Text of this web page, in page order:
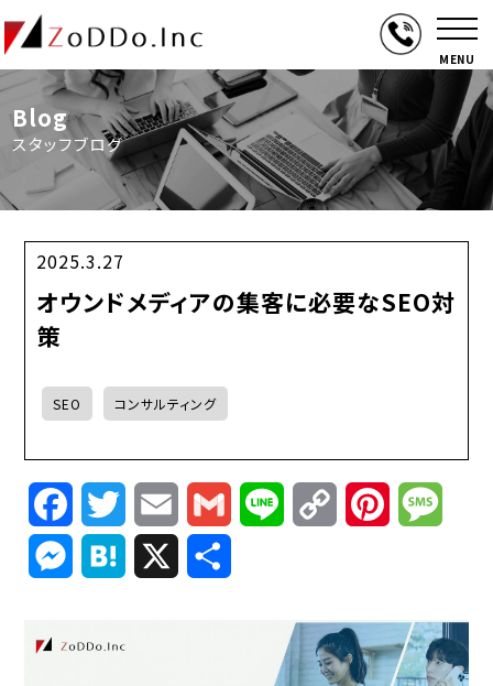
MENU
Blog
スタッフブログ
2025.3.27
オウンドメディアの集客に必要なSEO対
策
SEO コンサルティング
FacebookTwitterEmail Gmail Line
Copy
Link
Pinterest
Messenger
Hatena